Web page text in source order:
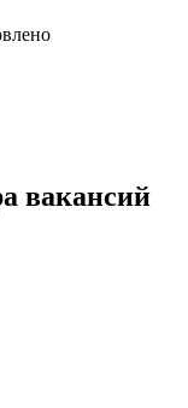
вакансий